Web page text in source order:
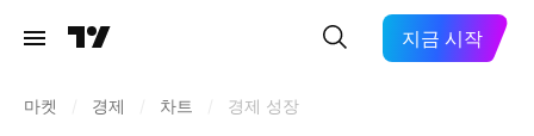
지금 시작
마켓 경제 차트 경제 성장